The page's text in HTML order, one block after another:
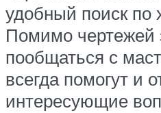
удобный поиск по
Помимо чертежей
пообщаться с
всегда помогут и
интересующие